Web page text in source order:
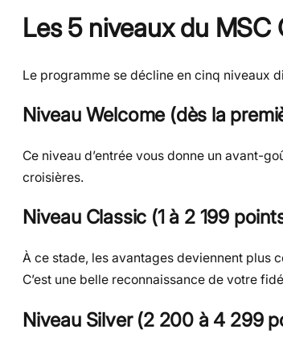
Les 5 niveaux du MSC
Le programme se décline en cinq niveaux
Niveau Welcome (dès la
Ce niveau d’entrée vous donne un avant-
croisières.
Niveau Classic (1 à 2 199
À ce stade, les avantages deviennent plus
C’est une belle reconnaissance de votre
Niveau Silver (2 200 à 4 299